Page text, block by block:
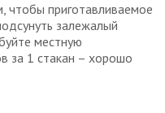
чтобы приготавливаемое
залежалый
местную
за 1 стакан – хорошо